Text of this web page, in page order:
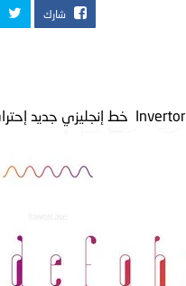
شارك
Invertor خط إنجليزي جديد إحترافي للمصميمين